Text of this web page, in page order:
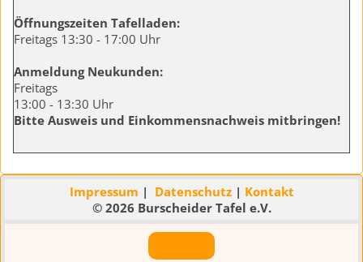
Öffnungszeiten Tafelladen:
Freitags 13:30 - 17:00 Uhr
Anmeldung Neukunden:
Freitags
13:00 - 13:30 Uhr
Bitte Ausweis und Einkommensnachweis mitbringen!
Impressum | Datenschutz | Kontakt
© 2026 Burscheider Tafel e.V.